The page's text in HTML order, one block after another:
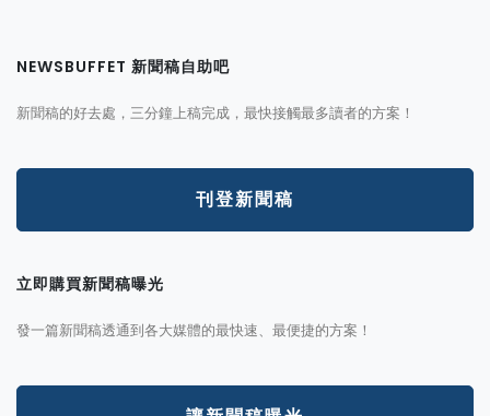
NEWSBUFFET 新聞稿自助吧
新聞稿的好去處，三分鐘上稿完成，最快接觸最多讀者的方案！
刊登新聞稿
立即購買新聞稿曝光
發一篇新聞稿透通到各大媒體的最快速、最便捷的方案！